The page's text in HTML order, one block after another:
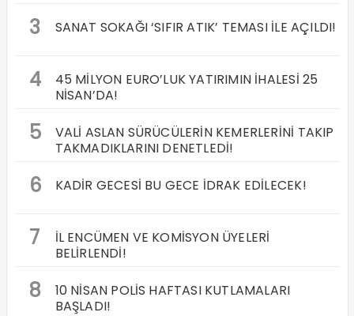
3 SANAT SOKAĞI ‘SIFIR ATIK’ TEMASI İLE AÇILDI!
4
45 MİLYON EURO’LUK YATIRIMIN İHALESİ 25
NİSAN’DA!
5
VALİ ASLAN SÜRÜCÜLERİN KEMERLERİNİ TAKIP
TAKMADIKLARINI DENETLEDİ!
6 KADİR GECESİ BU GECE İDRAK EDİLECEK!
7
İL ENCÜMEN VE KOMİSYON ÜYELERİ
BELİRLENDİ!
8
10 NİSAN POLİS HAFTASI KUTLAMALARI
BAŞLADI!